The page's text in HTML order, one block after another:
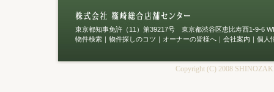
東京都知事免許（11）第39217号 東京都渋谷区恵比寿西1-9-6
物件検索 ｜ 物件探しのコツ ｜ オーナーの皆様へ ｜ 会社案内 ｜ 個人
Copyright (C) 2008 SHINOZAKI